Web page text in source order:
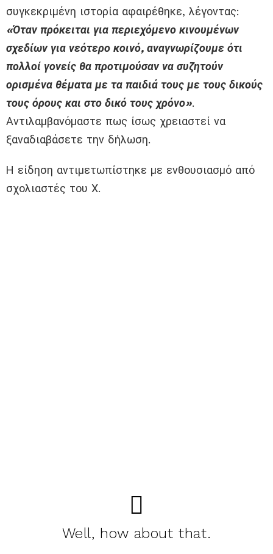
συγκεκριμένη ιστορία αφαιρέθηκε, λέγοντας:
«Όταν πρόκειται για περιεχόμενο κινουμένων
σχεδίων για νεότερο κοινό, αναγνωρίζουμε ότι
πολλοί γονείς θα προτιμούσαν να συζητούν
ορισμένα θέματα με τα παιδιά τους με τους δικούς
τους όρους και στο δικό τους χρόνο».
Αντιλαμβανόμαστε πως ίσως χρειαστεί να
ξαναδιαβάσετε την δήλωση.
Η είδηση αντιμετωπίστηκε με ενθουσιασμό από
σχολιαστές του Χ.
Well, how about that.